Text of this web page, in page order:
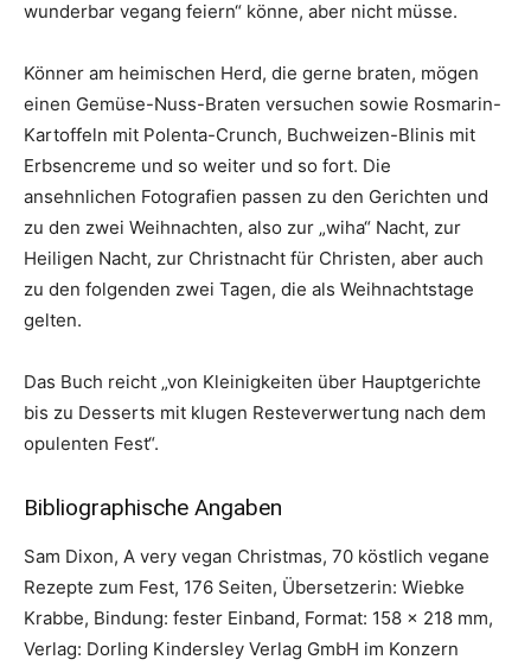
wunderbar vegang feiern“ könne, aber nicht müsse.
Könner am heimischen Herd, die gerne braten, mögen
einen Gemüse-Nuss-Braten versuchen sowie Rosmarin-
Kartoffeln mit Polenta-Crunch, Buchweizen-Blinis mit
Erbsencreme und so weiter und so fort. Die
ansehnlichen Fotografien passen zu den Gerichten und
zu den zwei Weihnachten, also zur „wiha“ Nacht, zur
Heiligen Nacht, zur Christnacht für Christen, aber auch
zu den folgenden zwei Tagen, die als Weihnachtstage
gelten.
Das Buch reicht „von Kleinigkeiten über Hauptgerichte
bis zu Desserts mit klugen Resteverwertung nach dem
opulenten Fest“.
Bibliographische Angaben
Sam Dixon, A very vegan Christmas, 70 köstlich vegane
Rezepte zum Fest, 176 Seiten, Übersetzerin: Wiebke
Krabbe, Bindung: fester Einband, Format: 158 x 218 mm,
Verlag: Dorling Kindersley Verlag GmbH im Konzern